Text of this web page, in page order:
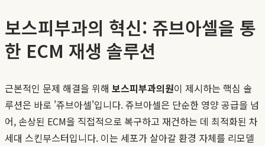
보스피부과의 혁신: 쥬브아셀을 통
한 ECM 재생 솔루션
근본적인 문제 해결을 위해 보스피부과의원이 제시하는 핵심 솔
루션은 바로 '쥬브아셀'입니다. 쥬브아셀은 단순한 영양 공급을 넘
어, 손상된 ECM을 직접적으로 복구하고 재건하는 데 최적화된 차
세대 스킨부스터입니다. 이는 세포가 살아갈 환경 자체를 리모델